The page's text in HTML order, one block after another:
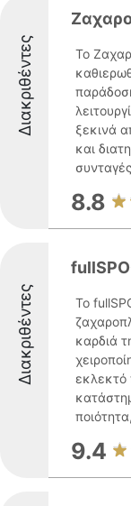
Διακριθέντες
Το
ξεκινά
και
8.8
Διακριθέντες
Το
καρδιά
εκλεκτό
9.4